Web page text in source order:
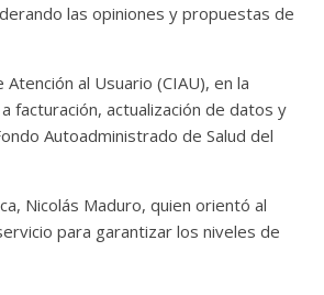
las opiniones y propuestas de
al Usuario (CIAU), en la
facturación, actualización de datos y
Autoadministrado de Salud del
Nicolás Maduro, quien orientó al
para garantizar los niveles de